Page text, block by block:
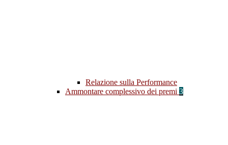
Relazione sulla Performance
Ammontare complessivo dei premi 3